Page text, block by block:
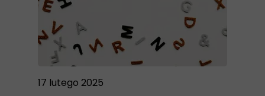
17 lutego 2025